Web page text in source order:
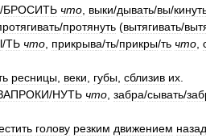
/БРОСИТЬ что выки/дывать/вы/
/протянуть (вытягивать/
/ТЬ что прикрыва/ть/прикры/ть что
ресницы веки губы сблизив их
И/НУТЬ что забра/сывать/
голову резким движением назад